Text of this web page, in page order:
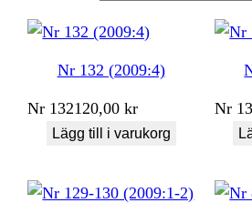
Nr 132 (2009:4)
Nr 132120,00kr
Lägg till i varukorg
Nr